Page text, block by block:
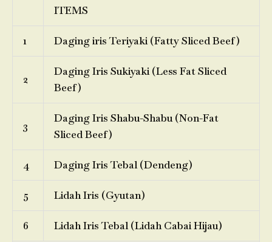
ITEMS
1 Daging iris Teriyaki (Fatty Sliced Beef)
2
Daging Iris Sukiyaki (Less Fat Sliced
Beef)
3
Daging Iris Shabu-Shabu (Non-Fat
Sliced Beef)
4 Daging Iris Tebal (Dendeng)
5 Lidah Iris (Gyutan)
6 Lidah Iris Tebal (Lidah Cabai Hijau)